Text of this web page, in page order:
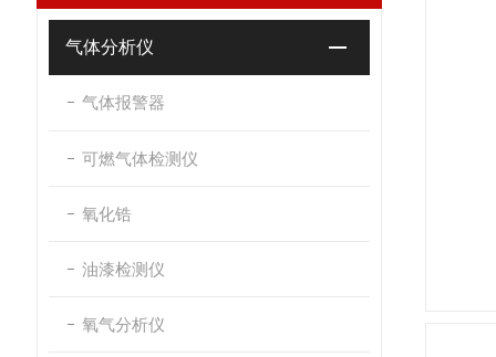
气体分析仪
气体报警器
可燃气体检测仪
氧化锆
油漆检测仪
氧气分析仪